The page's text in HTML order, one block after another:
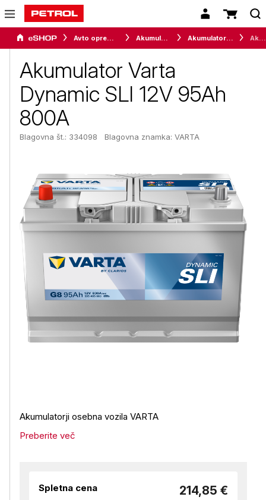
Avto oprema in avtomobilizem Akumulatorji Akumulatorji za osebna vozila
Akumulator Varta
Dynamic SLI 12V 95Ah
800A
Blagovna št.: 334098 Blagovna znamka: VARTA
Akumulatorji osebna vozila VARTA
Preberite več
Spletna cena 214,85 €